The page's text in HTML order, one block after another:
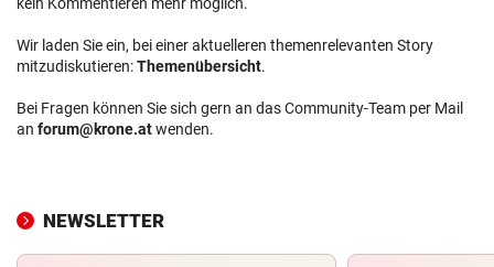
Wir laden Sie ein, bei einer aktuelleren themenrelevanten Story
mitzudiskutieren:Themenübersicht.
Bei Fragen können Sie sich gern an das Community-Team per Mail
an forum@krone.atwenden.
NEWSLETTER